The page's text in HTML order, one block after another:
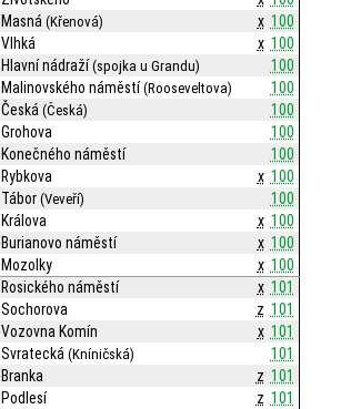
Masná(Křenová) x 100
Vlhká x 100
Hlavní nádraží(spojka u Grandu)
100
Malinovského náměstí(Rooseveltova)
100
Česká(Česká)
100
Grohova
100
Konečného náměstí
100
Rybkova x 100
Tábor(Veveří)
100
Králova x 100
Burianovo náměstí x 100
Mozolky x 100
Rosického náměstí x 101
Sochorova z 101
Vozovna Komín x 101
Svratecká(Kníničská)
101
Branka z 101
Podlesí z 101